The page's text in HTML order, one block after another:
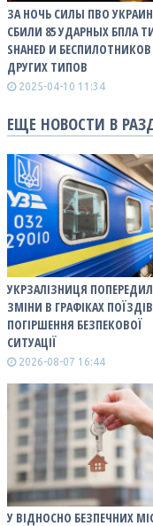
ЗА НОЧЬ СИЛЫ ПВО
СБИЛИ 85 УДАРНЫХ БПЛА
SHAHED И БЕСПИЛОТНИКОВ
ДРУГИХ ТИПОВ
2025-04-10 11:34
ЕЩЕ НОВОСТИ В
УКРЗАЛІЗНИЦЯ
ЗМІНИ В ГРАФІКАХ
ПОГІРШЕННЯ БЕЗПЕКОВОЇ
СИТУАЦІЇ
2026-08-07 16:44
У ВІДНОСНО БЕЗПЕЧНИХ